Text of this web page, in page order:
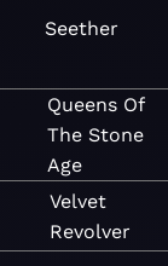
Seether
Queens Of
The Stone
Age
Velvet
Revolver